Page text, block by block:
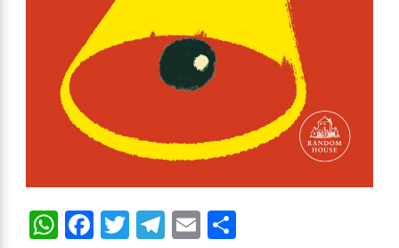
WhatsApp
Facebook
Twitter
Telegram
Email